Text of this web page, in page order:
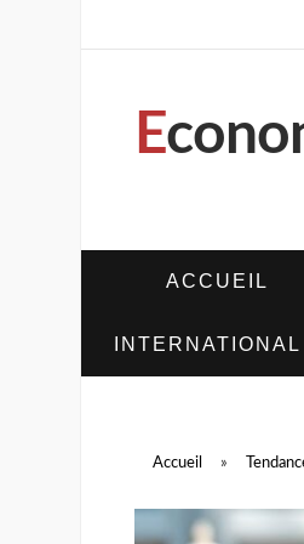
E
ACCUEIL
INTERNATIONAL
Accueil »